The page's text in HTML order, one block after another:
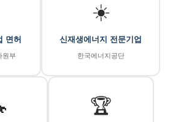
면허
원부
☀️
신재생에너지 전문기업
한국에너지공단
🏆